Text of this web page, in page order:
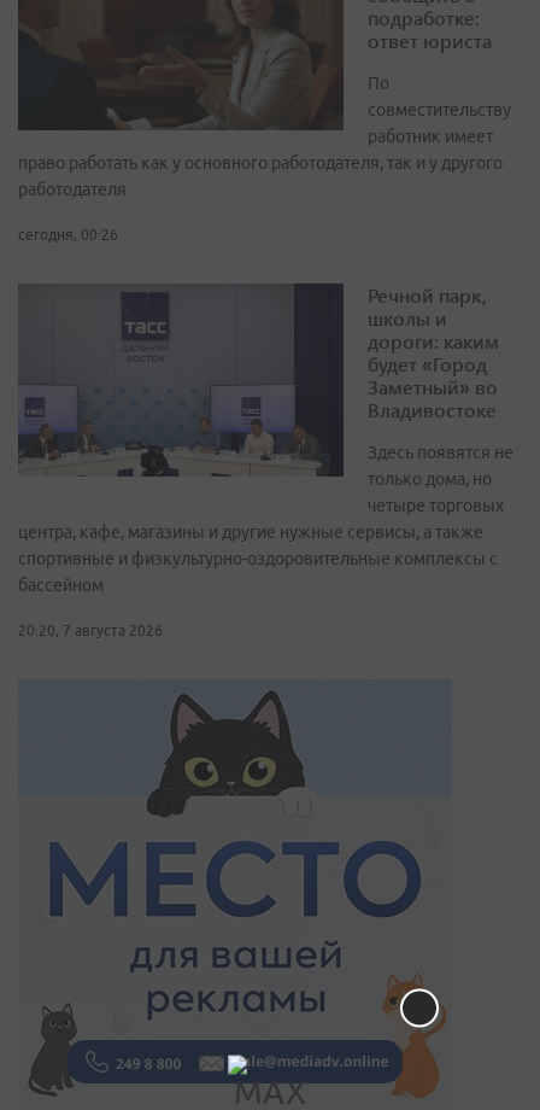
подработке:
ответ юриста
По
совместительству
работник имеет
право работать как у основного работодателя, так и у другого
работодателя
сегодня, 00:26
Речной парк,
школы и
дороги: каким
будет «Город
Заметный» во
Владивостоке
Здесь появятся не
только дома, но
четыре торговых
центра, кафе, магазины и другие нужные сервисы, а также
спортивные и физкультурно-оздоровительные комплексы с
бассейном
20:20, 7 августа 2026